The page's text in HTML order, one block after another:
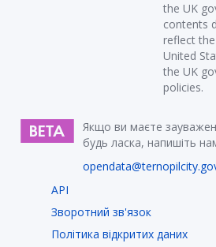
the UK
contents
reflect
United
the UK
policies.
Якщо ви маєте
будь ласка, напишіть
API
Зворотний зв'язок
Політика відкритих даних